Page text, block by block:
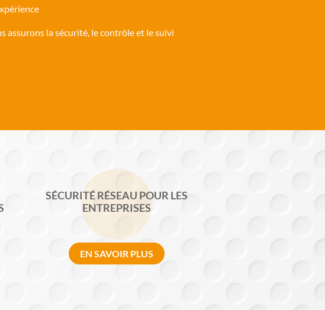
la sécurité, le contrôle et le suivi
SÉCURITÉ RÉSEAU POUR LES
ENTREPRISES
EN SAVOIR PLUS